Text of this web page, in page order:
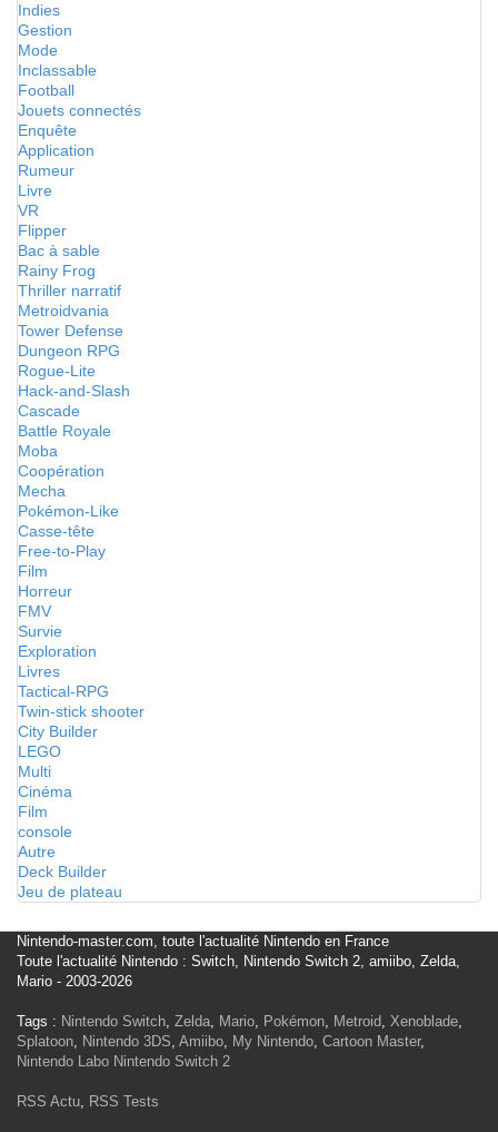
Indies
Gestion
Mode
Inclassable
Football
Jouets connectés
Enquête
Application
Rumeur
Livre
VR
Flipper
Bac à sable
Rainy Frog
Thriller narratif
Metroidvania
Tower Defense
Dungeon RPG
Rogue-Lite
Hack-and-Slash
Cascade
Battle Royale
Moba
Coopération
Mecha
Pokémon-Like
Casse-tête
Free-to-Play
Film
Horreur
FMV
Survie
Exploration
Livres
Tactical-RPG
Twin-stick shooter
City Builder
LEGO
Multi
Cinéma
Film
console
Autre
Deck Builder
Jeu de plateau
Nintendo-master.com, toute l'actualité Nintendo en France
Toute l'actualité Nintendo : Switch, Nintendo Switch 2, amiibo, Zelda,
Mario - 2003-2026
Tags : Nintendo Switch, Zelda, Mario, Pokémon, Metroid, Xenoblade,
Splatoon, Nintendo 3DS, Amiibo, My Nintendo, Cartoon Master,
Nintendo Labo Nintendo Switch 2
RSS Actu, RSS Tests